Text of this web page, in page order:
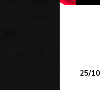
25/